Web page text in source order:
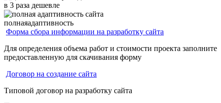
в 3 раза дешевле
полнаяадаптивность
Форма сбора информации на разработку сайта
Для определения объема работ и стоимости проекта заполните
предоставленную для скачивания форму
Договор на создание сайта
Типовой договор на разработку сайта